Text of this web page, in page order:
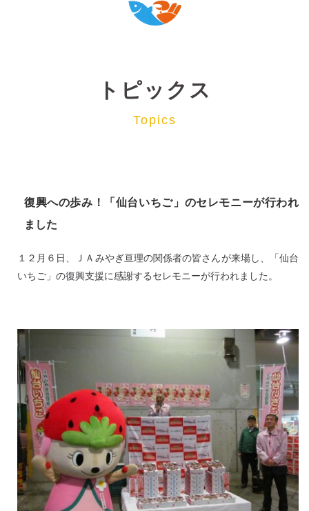
トピックス
Topics
復興への歩み！「仙台いちご」のセレモニーが行われ
ました
１２月６日、ＪＡみやぎ亘理の関係者の皆さんが来場し、「仙台
いちご」の復興支援に感謝するセレモニーが行われました。